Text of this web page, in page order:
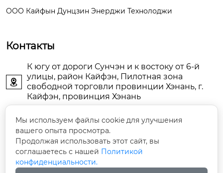
ООО Кайфын Дунцзин Энерджи Технолоджи
Контакты

К югу от дороги Сунчэн и к востоку от 6-й
улицы, район Кайфэн, Пилотная зона
свободной торговли провинции Хэнань, г.
Кайфэн, провинция Хэнань
 KFDJAIR@163.com
 +86-13903786044
 +86-13598785976
Мы используем файлы cookie для улучшения
вашего опыта просмотра.
Продолжая использовать этот сайт, вы
соглашаетесь с нашей Политикой
конфиденциальности.